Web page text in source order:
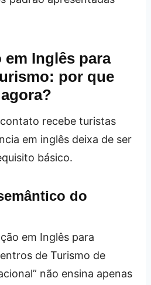
em Inglês para
por que
recebe turistas
em inglês deixa de ser
básico.
do
em Inglês para
de Turismo de
não ensina apenas